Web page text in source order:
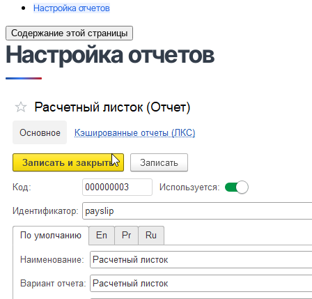
Настройка отчетов
Содержание этой страницы
Настройка отчетов